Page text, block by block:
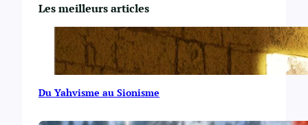
(
o
m
b
r
g
Les meilleurs articles
Du Yahvisme au Sionisme